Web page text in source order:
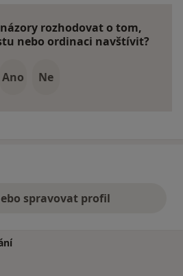
rozhodovat o tom,
nebo ordinaci navštívit?
Ano Ne
spravovat profil